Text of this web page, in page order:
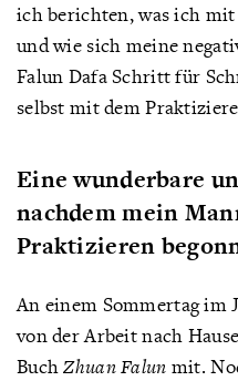
ich berichten, was ich
und wie sich meine
Falun Dafa Schritt für
selbst mit dem
Eine wunderbare
nachdem mein
Praktizieren
An einem Sommertag im
von der Arbeit nach
BuchZhuan Falun mit.